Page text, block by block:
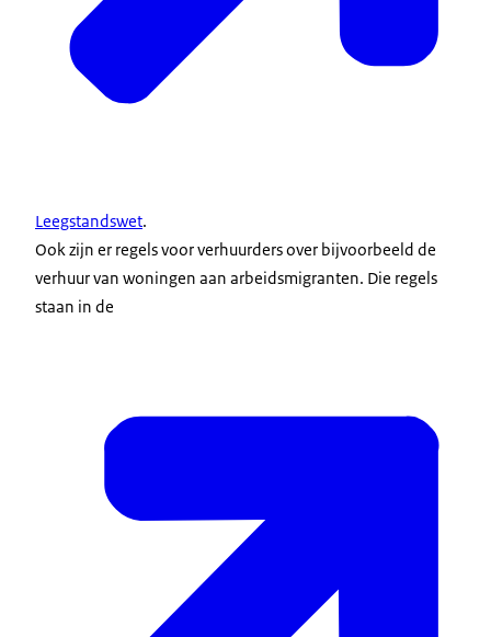
Leegstandswet.
Ook zijn er regels voor verhuurders over bijvoorbeeld de
verhuur van woningen aan arbeidsmigranten. Die regels
staan in de